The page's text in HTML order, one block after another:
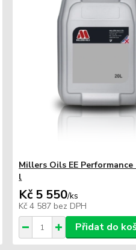
Millers Oils EE Performance
l
Kč 5 550/ks
Kč 4 587 bez DPH
Přidat do